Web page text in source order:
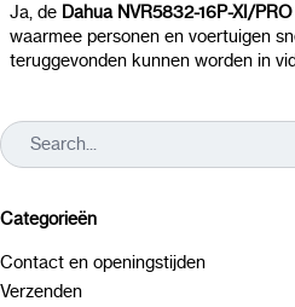
Ja, de Dahua NVR5832-16P-XI/PRO
waarmee personen en voertuigen
teruggevonden kunnen worden in
Categorieën
Contact en openingstijden
Verzenden